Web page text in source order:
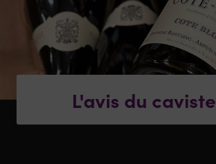
L'avis du caviste